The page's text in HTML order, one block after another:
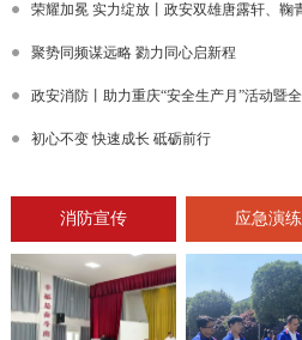
聚势同频谋远略 勠力同心启新程
初心不变 快速成长 砥砺前行
消防宣传 应急演练